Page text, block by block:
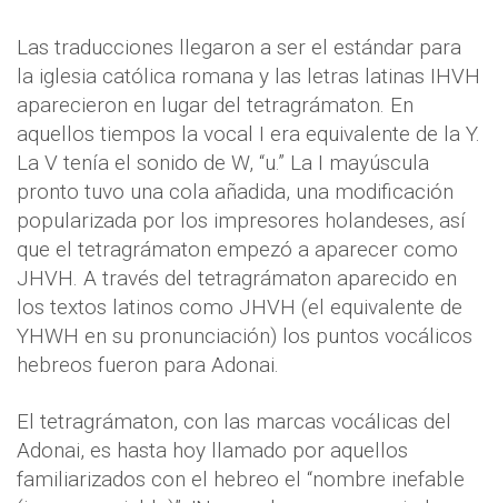
Las traducciones llegaron a ser el estándar para
la iglesia católica romana y las letras latinas IHVH
aparecieron en lugar del tetragrámaton. En
aquellos tiempos la vocal I era equivalente de la Y.
La V tenía el sonido de W, “u.” La I mayúscula
pronto tuvo una cola añadida, una modificación
popularizada por los impresores holandeses, así
que el tetragrámaton empezó a aparecer como
JHVH. A través del tetragrámaton aparecido en
los textos latinos como JHVH (el equivalente de
YHWH en su pronunciación) los puntos vocálicos
hebreos fueron para Adonai.
El tetragrámaton, con las marcas vocálicas del
Adonai, es hasta hoy llamado por aquellos
familiarizados con el hebreo el “nombre inefable